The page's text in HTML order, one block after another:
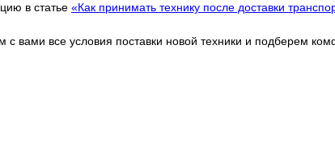
в статье «Как принимать технику после доставки
вами все условия поставки новой техники и подберем